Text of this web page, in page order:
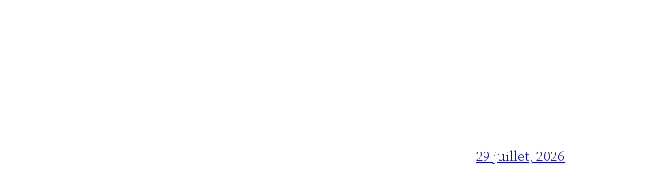
29 juillet, 2026